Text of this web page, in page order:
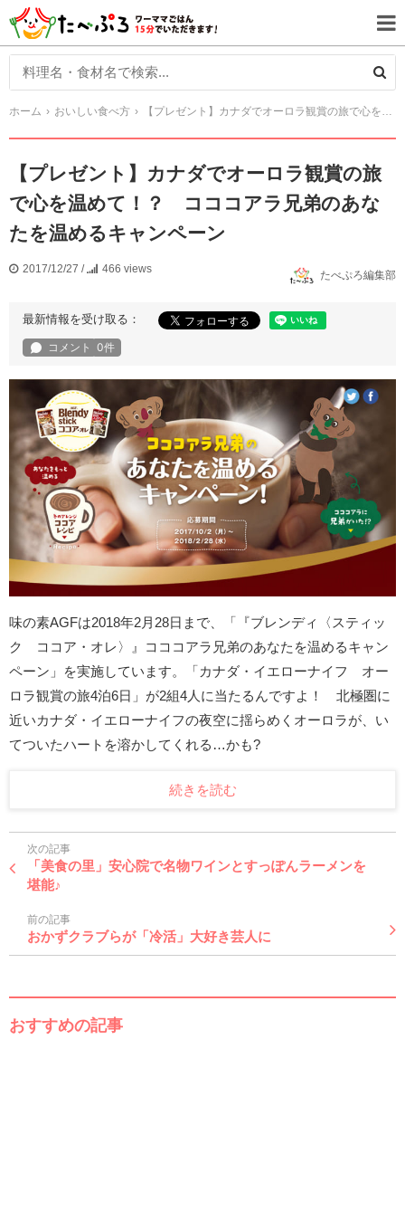
ホーム おいしい食べ方 【プレゼント】カナダでオーロラ観賞の旅で心を温めて！？ コココアラ兄弟のあなたを温めるキャンペーン
【プレゼント】カナダでオーロラ観賞の旅
で心を温めて！？ コココアラ兄弟のあな
たを温めるキャンペーン
2017/12/27 / 466 views たべぷろ編集部
最新情報を受け取る：
味の素AGFは2018年2月28日まで、「『ブレンディ〈スティッ
ク ココア・オレ〉』コココアラ兄弟のあなたを温めるキャン
ペーン」を実施しています。「カナダ・イエローナイフ オー
ロラ観賞の旅4泊6日」が2組4人に当たるんですよ！ 北極圏に
近いカナダ・イエローナイフの夜空に揺らめくオーロラが、い
てついたハートを溶かしてくれる…かも?
続きを読む
次の記事
「美食の里」安心院で名物ワインとすっぽんラーメンを
堪能♪
前の記事
おかずクラブらが「冷活」大好き芸人に
おすすめの記事